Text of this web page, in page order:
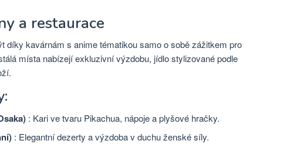
a restaurace
díky kavárnám s anime tématikou samo o sobě zážitkem pro
místa nabízejí exkluzivní výzdobu, jídlo stylizované podle
: Kari ve tvaru Pikachua, nápoje a plyšové hračky.
: Elegantní dezerty a výzdoba v duchu ženské síly.